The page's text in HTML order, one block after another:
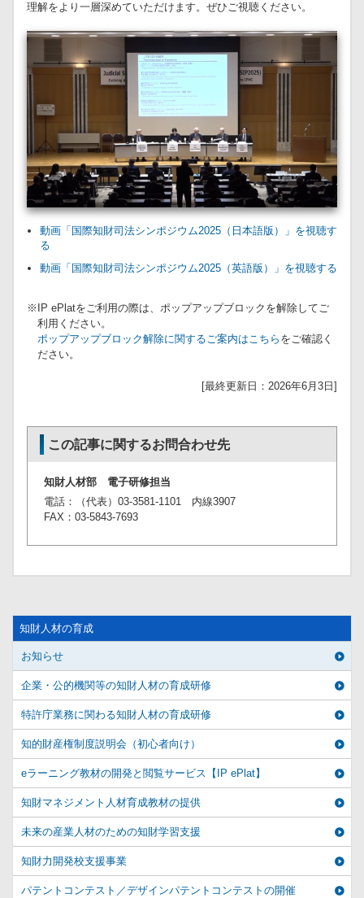
理解をより一層深めていただけます。ぜひご視聴ください。
動画「国際知財司法シンポジウム2025（日本語版）」を視聴す
る
動画「国際知財司法シンポジウム2025（英語版）」を視聴する
※IP ePlatをご利用の際は、ポップアップブロックを解除してご
利用ください。
ポップアップブロック解除に関するご案内はこちら をご確認く
ださい。
[最終更新日：2026年6月3日]
この記事に関するお問合わせ先
知財人材部 電子研修担当
電話：（代表）03-3581-1101 内線3907
FAX：03-5843-7693
知財人材の育成
お知らせ
企業・公的機関等の知財人材の育成研修
特許庁業務に関わる知財人材の育成研修
知的財産権制度説明会（初心者向け）
eラーニング教材の開発と閲覧サービス【IP ePlat】
知財マネジメント人材育成教材の提供
未来の産業人材のための知財学習支援
知財力開発校支援事業
パテントコンテスト／デザインパテントコンテストの開催